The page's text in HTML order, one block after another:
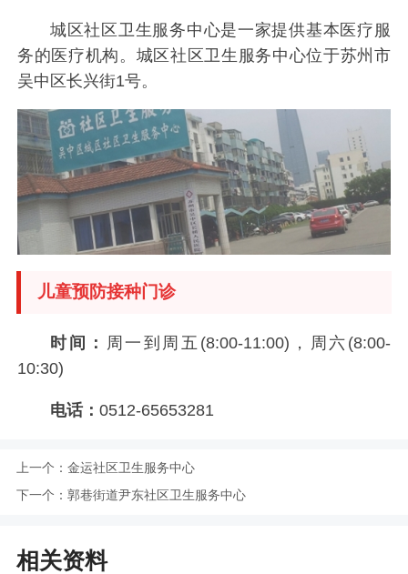
城区社区卫生服务中心是一家提供基本医疗服
务的医疗机构。城区社区卫生服务中心位于苏州市
吴中区长兴街1号。
儿童预防接种门诊
时间： 周一到周五(8:00-11:00)，周六(8:00-
10:30)
电话： 0512-65653281
上一个： 金运社区卫生服务中心
下一个： 郭巷街道尹东社区卫生服务中心
相关资料